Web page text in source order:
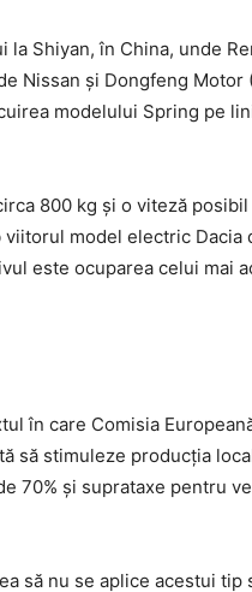
Shiyan, în China, unde
Nissan și Dongfeng Motor
modelului Spring pe
800 kg și o viteză
model electric Dacia
este ocuparea celui mai
în care Comisia
să stimuleze producția
70% și suprataxe pentru
să nu se aplice acestui tip